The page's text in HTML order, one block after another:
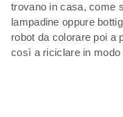
trovano in casa, come
lampadine oppure
robot da colorare poi a
così a riciclare in